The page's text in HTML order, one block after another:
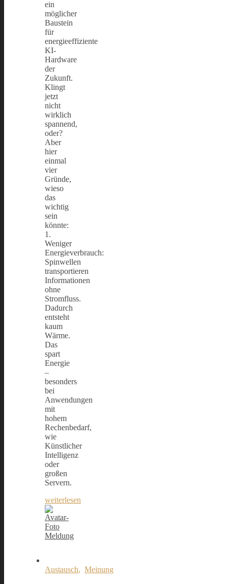
ein
möglicher
Baustein
für
energieeffiziente
KI-
Hardware
der
Zukunft.
Klingt
jetzt
nicht
wirklich
spannend,
oder?
Aber
hier
einmal
vier
Gründe,
wieso
das
wichtig
sein
könnte:
1.
Weniger
Energieverbrauch:
Spinwellen
transportieren
Informationen
ohne
Stromfluss.
Dadurch
entsteht
kaum
Wärme.
Das
spart
Energie
–
besonders
bei
Anwendungen
mit
hohem
Rechenbedarf,
wie
Künstlicher
Intelligenz
oder
großen
Servern.
weiterlesen
Meldung
Austausch, Meinung